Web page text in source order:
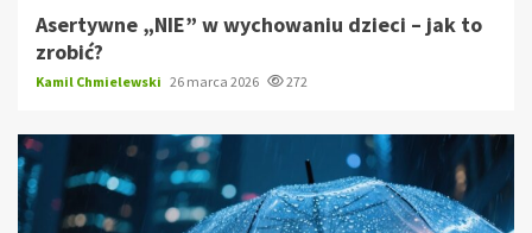
Asertywne „NIE” w wychowaniu dzieci – jak to
zrobić?
Kamil Chmielewski 26 marca 2026 272